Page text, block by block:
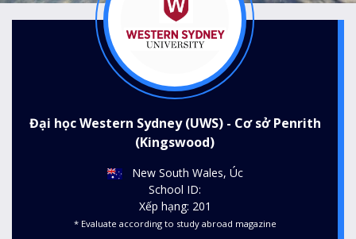
Đại học Western Sydney (UWS) - Cơ sở Penrith
(Kingswood)
New South Wales, Úc
School ID:
Xếp hạng: 201
* Evaluate according to study abroad magazine